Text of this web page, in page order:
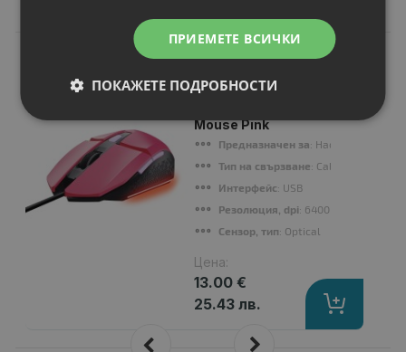
TRUST GXT109
Mouse Pink
Предназначен за: Настолни
Тип на свързване: Cable
Интерфейс: USB
Резолюция, dpi: 6400 dpi
Сензор, тип: Optical
Цена:
13.00 €
25.43 лв.
ПРИЕМЕТЕ ВСИЧКИ
ПОКАЖЕТЕ ПОДРОБНОСТИ